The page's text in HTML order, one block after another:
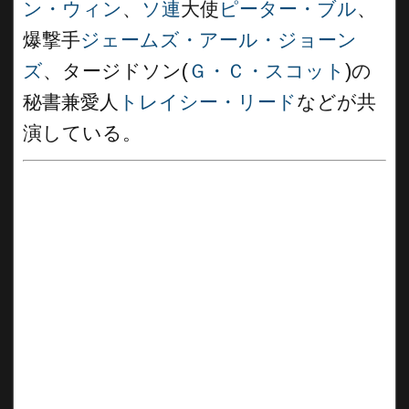
ン・ウィン 、 ソ連大使ピーター・ブル、
爆撃手ジェームズ・アール・ジョーン
ズ、タージドソン(Ｇ・Ｃ・スコット )の
秘書兼愛人 トレイシー・リードなどが共
演している。